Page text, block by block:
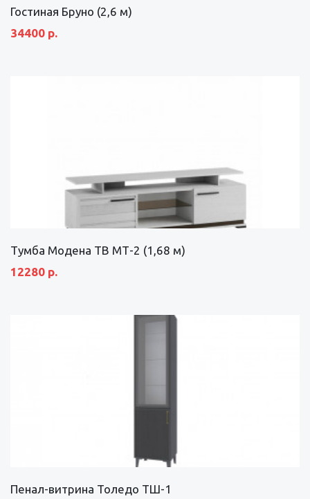
Гостиная Бруно (2,6 м)
34400 р.
Тумба Модена ТВ МТ-2 (1,68 м)
12280 р.
Пенал-витрина Толедо ТШ-1